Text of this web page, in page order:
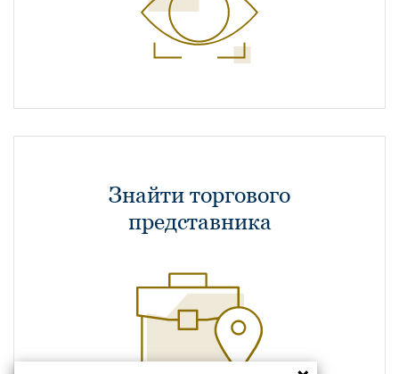
Знайти торгового
представника